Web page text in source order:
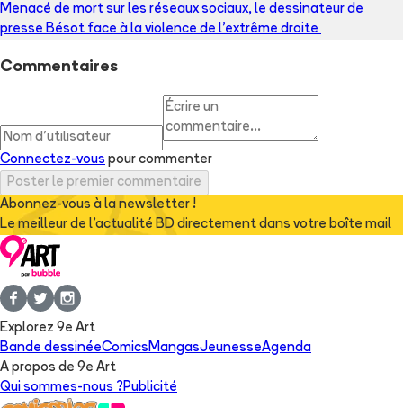
Menacé de mort sur les réseaux sociaux, le dessinateur de
presse Bésot face à la violence de l’extrême droite
Commentaires
Connectez-vous pour commenter
Poster le premier commentaire
Abonnez-vous à la newsletter !
Le meilleur de l'actualité BD directement dans votre boîte mail
Explorez 9e Art
Bande dessinéeComics MangasJeunesseAgenda
A propos de 9e Art
Qui sommes-nous ? Publicité